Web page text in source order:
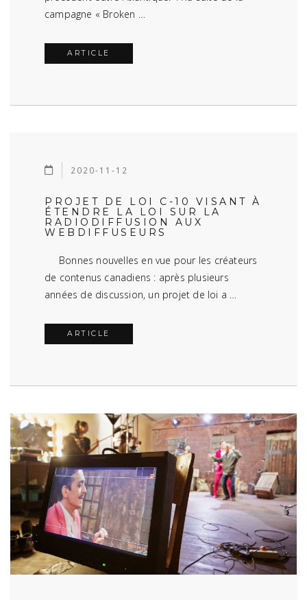
campagne « Broken …
ARTICLE
2020-11-12
PROJET DE LOI C-10 VISANT À
ÉTENDRE LA LOI SUR LA
RADIODIFFUSION AUX
WEBDIFFUSEURS
Bonnes nouvelles en vue pour les créateurs
de contenus canadiens : après plusieurs
années de discussion, un projet de loi a …
ARTICLE